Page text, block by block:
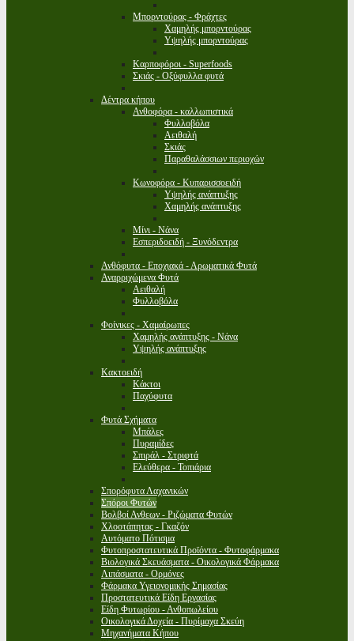
Μπορντούρας - Φράχτες
Χαμηλής μπορντούρας
Υψηλής μπορντούρας
Καρποφόροι - Superfoods
Σκιάς - Οξύφυλλα φυτά
Δέντρα κήπου
Ανθοφόρα - καλλωπιστικά
Φυλλοβόλα
Αειθαλή
Σκιάς
Παραθαλάσσιων περιοχών
Κωνοφόρα - Κυπαρισσοειδή
Υψηλής ανάπτυξης
Χαμηλής ανάπτυξης
Μίνι - Νάνα
Εσπεριδοειδή - Ξυνόδεντρα
Ανθόφυτα - Εποχιακά - Αρωματικά Φυτά
Αναρριχώμενα Φυτά
Αειθαλή
Φυλλοβόλα
Φοίνικες - Χαμαίρωπες
Χαμηλής ανάπτυξης - Νάνα
Υψηλής ανάπτυξης
Κακτοειδή
Κάκτοι
Παχύφυτα
Φυτά Σχήματα
Μπάλες
Πυραμίδες
Σπιράλ - Στριφτά
Ελεύθερα - Τοπιάρια
Σπορόφυτα Λαχανικών
Σπόροι Φυτών
Βολβοί Ανθεων - Ριζώματα Φυτών
Χλοοτάπητας - Γκαζόν
Αυτόματο Πότισμα
Φυτοπροστατευτικά Προϊόντα - Φυτοφάρμακα
Βιολογικά Σκευάσματα - Οικολογικά Φάρμακα
Λιπάσματα - Ορμόνες
Φάρμακα Υγειονομικής Σημασίας
Προστατευτικά Είδη Εργασίας
Είδη Φυτωρίου - Ανθοπωλείου
Οικολογικά Δοχεία - Πυρίμαχα Σκεύη
Μηχανήματα Κήπου